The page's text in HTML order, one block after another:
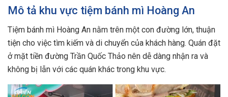
Mô tả khu vực tiệm bánh mì Hoàng An
Tiệm bánh mì Hoàng An nằm trên một con đường lớn, thuận
tiện cho việc tìm kiếm và di chuyển của khách hàng. Quán đặt
ở mặt tiền đường Trần Quốc Thảo nên dễ dàng nhận ra và
không bị lẫn với các quán khác trong khu vực.